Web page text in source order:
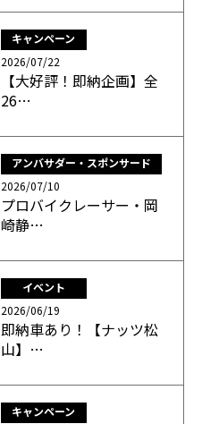
キャンペーン
2026/07/22
【大好評！即納企画】全
26…
アンバサダー・スポンサード
2026/07/10
プロバイクレーサー・岡
崎静…
イベント
2026/06/19
即納車あり！【ナッツ松
山】…
キャンペーン